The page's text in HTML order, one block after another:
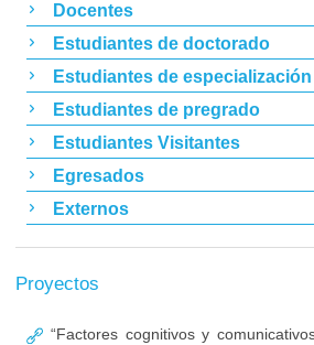
Docentes
Estudiantes de doctorado
Estudiantes de
Estudiantes de pregrado
Estudiantes Visitantes
Egresados
Externos
Proyectos
“Factores cognitivos y